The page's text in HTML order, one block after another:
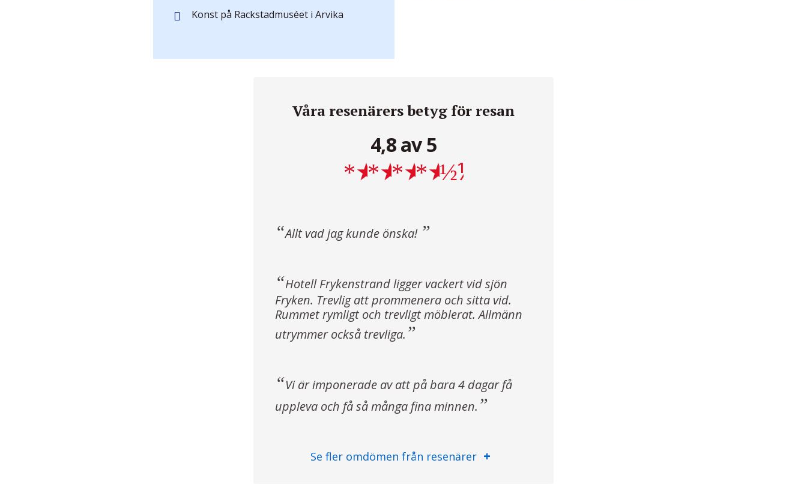
Konst på Rackstadmuséet i Arvika
Våra resenärers betyg för resan
4,8 av 5
★★★★ ½
Allt vad jag kunde önska!
Hotell Frykenstrand ligger vackert vid sjön
Fryken. Trevlig att prommenera och sitta vid.
Rummet rymligt och trevligt möblerat. Allmänn
utrymmer också trevliga.
Vi är imponerade av att på bara 4 dagar få
uppleva och få så många fina minnen.
Se fler omdömen från resenärer